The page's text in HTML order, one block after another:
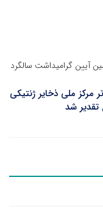
آیین گرامیداشت سالگرد
مرکز ملی ذخایر ژنتیکی
تقدیر شد